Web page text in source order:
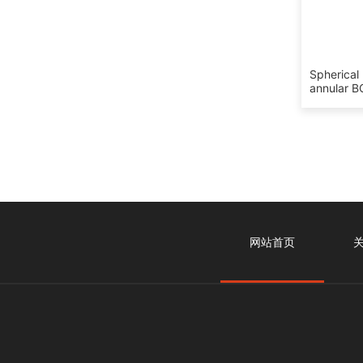
annular
网站首页